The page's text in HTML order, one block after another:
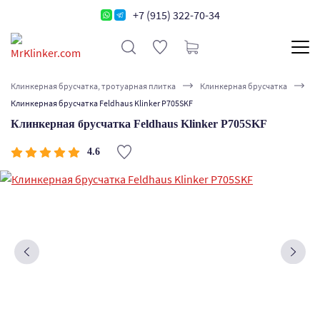
+7 (915) 322-70-34
Клинкерная брусчатка, тротуарная плитка
Клинкерная брусчатка
Клинкерная брусчатка Feldhaus Klinker P705SKF
Клинкерная брусчатка Feldhaus Klinker P705SKF
4.6